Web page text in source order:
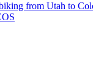
from Utah to